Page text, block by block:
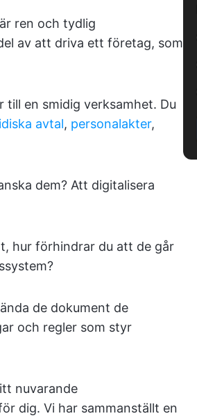
ren och tydlig
av att driva ett företag, som
en smidig verksamhet. Du
avtal, personalakter,
dem? Att digitalisera
hur förhindrar du att de går
de dokument de
och regler som styr
nuvarande
dig. Vi har sammanställt en